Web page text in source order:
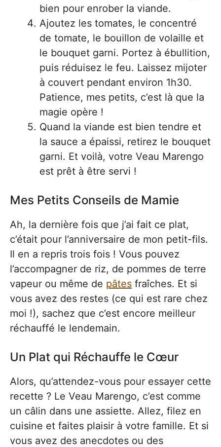
bien pour enrober la viande.
Ajoutez les tomates, le concentré
de tomate, le bouillon de volaille et
le bouquet garni. Portez à ébullition,
puis réduisez le feu. Laissez mijoter
à couvert pendant environ 1h30.
Patience, mes petits, c’est là que la
magie opère !
Quand la viande est bien tendre et
la sauce a épaissi, retirez le bouquet
garni. Et voilà, votre Veau Marengo
est prêt à être servi !
Mes Petits Conseils de Mamie
Ah, la dernière fois que j’ai fait ce plat,
c’était pour l’anniversaire de mon petit-fils.
Il en a repris trois fois ! Vous pouvez
l’accompagner de riz, de pommes de terre
vapeur ou même de pâtes fraîches. Et si
vous avez des restes (ce qui est rare chez
moi !), sachez que c’est encore meilleur
réchauffé le lendemain.
Un Plat qui Réchauffe le Cœur
Alors, qu’attendez-vous pour essayer cette
recette ? Le Veau Marengo, c’est comme
un câlin dans une assiette. Allez, filez en
cuisine et faites plaisir à votre famille. Et si
vous avez des anecdotes ou des